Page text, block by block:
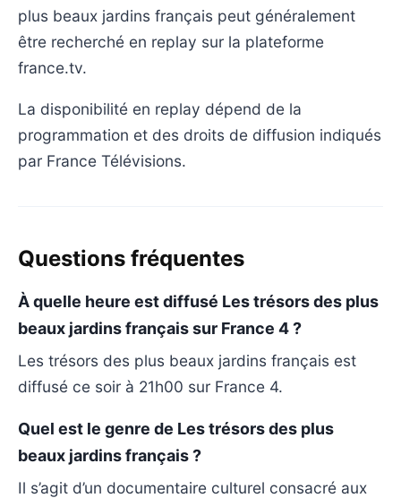
plus beaux jardins français peut généralement
être recherché en replay sur la plateforme
france.tv.
La disponibilité en replay dépend de la
programmation et des droits de diffusion indiqués
par France Télévisions.
Questions fréquentes
À quelle heure est diffusé Les trésors des plus
beaux jardins français sur France 4 ?
Les trésors des plus beaux jardins français est
diffusé ce soir à 21h00 sur France 4.
Quel est le genre de Les trésors des plus
beaux jardins français ?
Il s’agit d’un documentaire culturel consacré aux